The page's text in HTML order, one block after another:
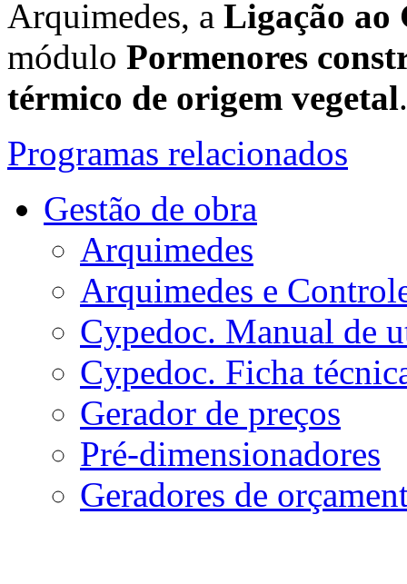
Arquimedes, a Ligação ao
módulo Pormenores
térmico de origem vegetal.
Programas relacionados
Gestão de obra
Arquimedes
Arquimedes e
Cypedoc. Manual de
Cypedoc. Ficha
Gerador de preços
Pré-dimensionadores
Geradores de